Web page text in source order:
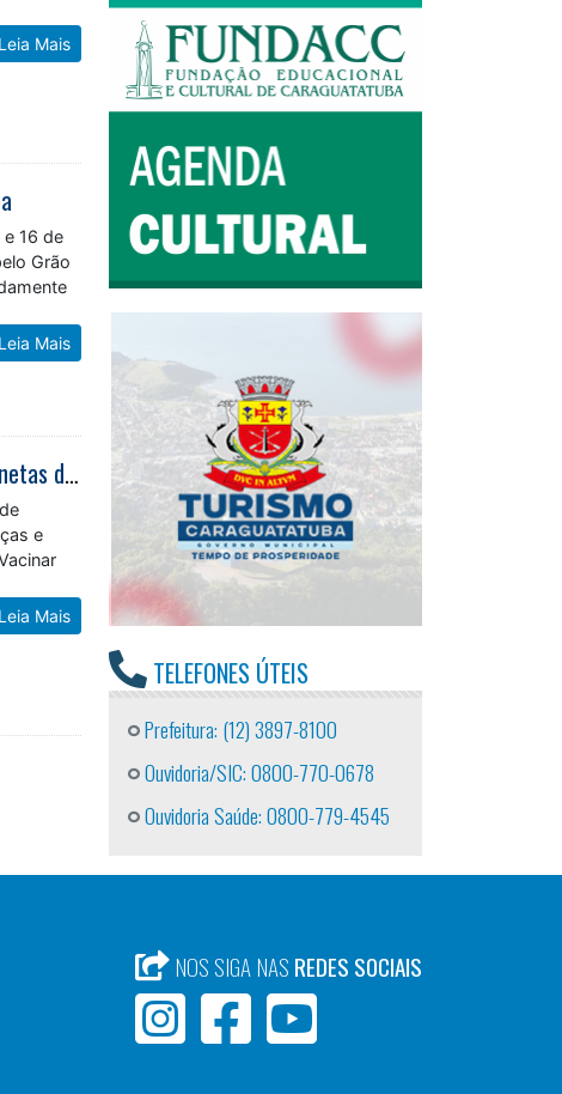
Leia Mais
16 de
Grão
Leia Mais
Caraguatatuba realiza campanha de Multivacinação para atualizar cadernetas durante mês de agosto
e
Leia Mais
TELEFONES ÚTEIS
Prefeitura: (12) 3897-8100
Ouvidoria/SIC: 0800-770-0678
Ouvidoria Saúde: 0800-779-4545
NOS SIGA NAS REDES SOCIAIS